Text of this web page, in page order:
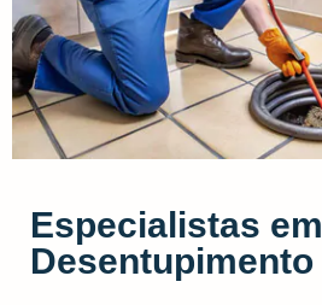
Especialistas em
Desentupimento